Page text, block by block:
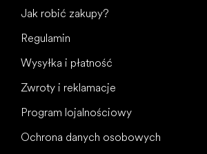
Jak robić zakupy?
Regulamin
Wysyłka i płatność
Zwroty i reklamacje
Program lojalnościowy
Ochrona danych osobowych